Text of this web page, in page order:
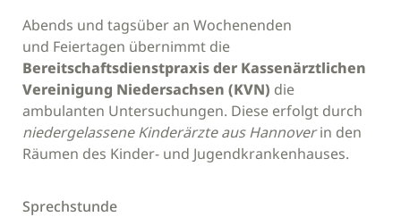
Abends und tagsüber an Wochenenden
und Feiertagen übernimmt die
Bereitschaftsdienstpraxisder Kassenärztlichen
Vereinigung Niedersachsen (KVN) die
ambulanten Untersuchungen. Diese erfolgt durch
niedergelassene Kinderärzte aus Hannoverin den
Räumen des Kinder- und Jugendkrankenhauses.
Sprechstunde